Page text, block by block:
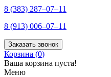
8 (383) 287–07–11
8 (913) 006–07–11
Заказать звонок
Корзина (0)
Ваша корзина пуста!
Меню